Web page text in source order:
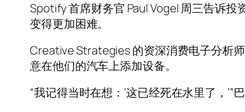
Spotify 首席财务官 Paul Vogel 周三告诉
变得更加困难。
Creative Strategies 的资深消费电子分析
意在他们的汽车上添加设备。
“我记得当时在想：‘这已经死在水里了，’”巴